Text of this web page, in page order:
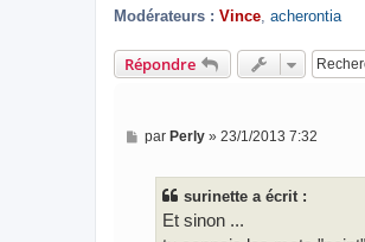
Modérateurs : Vince acherontia
Répondre
M
par Perly» 23/1/2013 7:32
surinette a écrit :
Et sinon ...